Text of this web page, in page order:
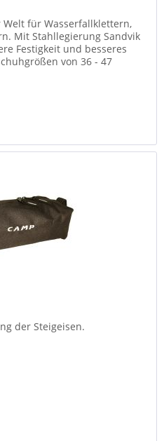
Welt für Wasserfallklettern,
Mit Stahllegierung Sandvik
Festigkeit und besseres
von 36 - 47
der Steigeisen.